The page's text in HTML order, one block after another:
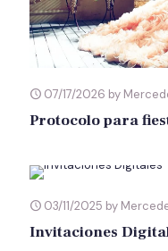
07/17/2026 by
Protocolo para
03/11/2025 by
Invitaciones